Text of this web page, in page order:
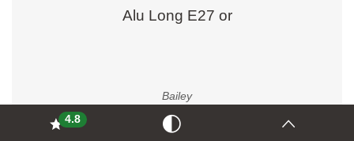
Alu Long E27 or
Bailey
14,10 €
4.8